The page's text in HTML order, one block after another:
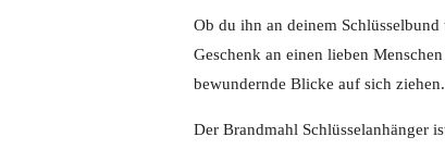
Ob du ihn an deinem Schlüsselbund
Geschenk an einen lieben
bewundernde Blicke auf sich ziehen.
Der Brandmahl Schlüsselanhänger